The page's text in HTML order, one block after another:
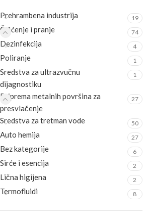
Prehrambena industrija 19
Čišćenje i pranje 74
Dezinfekcija 4
Poliranje 1
Sredstva za ultrazvučnu
dijagnostiku
1
Priprema metalnih površina za
presvlačenje
27
Sredstva za tretman vode 50
Auto hemija 27
Bez kategorije 6
Sirće i esencija 2
Lična higijena 2
Termofluidi 8